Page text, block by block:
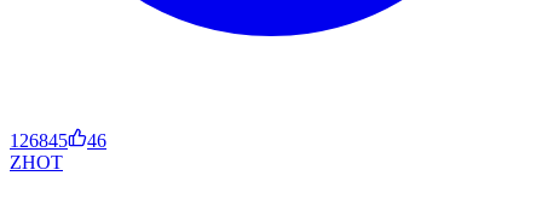
126845
46
ZHOT